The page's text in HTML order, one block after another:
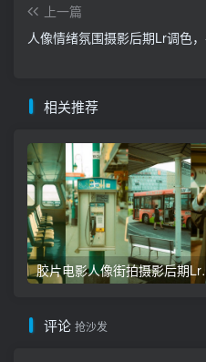
上一篇
人像情绪氛围摄影后期Lr调色
相关推荐
胶片电影人像
评论 抢沙发